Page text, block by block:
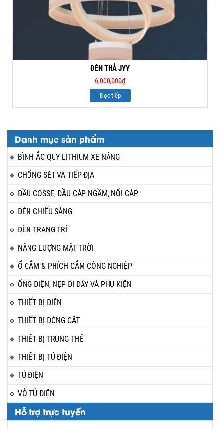
Danh mục sản phẩm
BÌNH ẮC QUY LITHIUM XE NÂNG
CHỐNG SÉT VÀ TIẾP ĐỊA
ĐẦU COSSE, ĐẦU CÁP NGẦM, NỐI CÁP
ĐÈN CHIẾU SÁNG
ĐÈN TRANG TRÍ
NĂNG LƯỢNG MẶT TRỜI
Ổ CẮM & PHÍCH CẮM CÔNG NGHIỆP
ỐNG ĐIỆN, NẸP ĐI DÂY VÀ PHỤ KIỆN
THIẾT BỊ ĐIỆN
THIẾT BỊ ĐÓNG CẮT
THIẾT BỊ TRUNG THẾ
THIẾT BỊ TỦ ĐIỆN
TỦ ĐIỆN
VỎ TỦ ĐIỆN
Hỗ trợ trực tuyến
ĐÈN THẢ JYY
6,000,000₫
Đọc tiếp